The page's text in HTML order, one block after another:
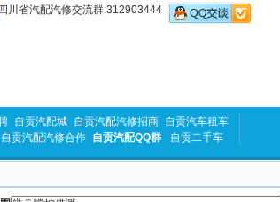
四川省汽配汽修交流群:312903444
自贡汽配城 自贡汽配汽修招商 自贡汽车租车
自贡汽配汽修合作 自贡汽配QQ群 自贡二手车